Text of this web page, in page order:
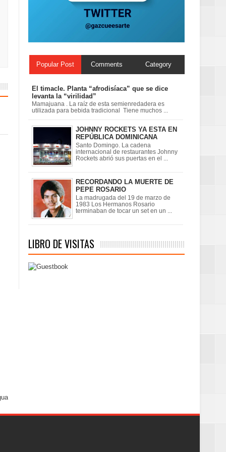
bajo
Popular Post Comments Category
El timacle. Planta “afrodisíaca” que se dice
levanta la “virilidad”
Mamajuana . La raíz de esta semienredadera es
utilizada para bebida tradicional Tiene muchos ...
JOHNNY ROCKETS YA ESTA EN
REPÚBLICA DOMINICANA
Santo Domingo. La cadena
internacional de restaurantes Johnny
Rockets abrió sus puertas en el ...
RECORDANDO LA MUERTE DE
PEPE ROSARIO
La madrugada del 19 de marzo de
1983 Los Hermanos Rosario
terminaban de tocar un set en un ...
LIBRO DE VISITAS